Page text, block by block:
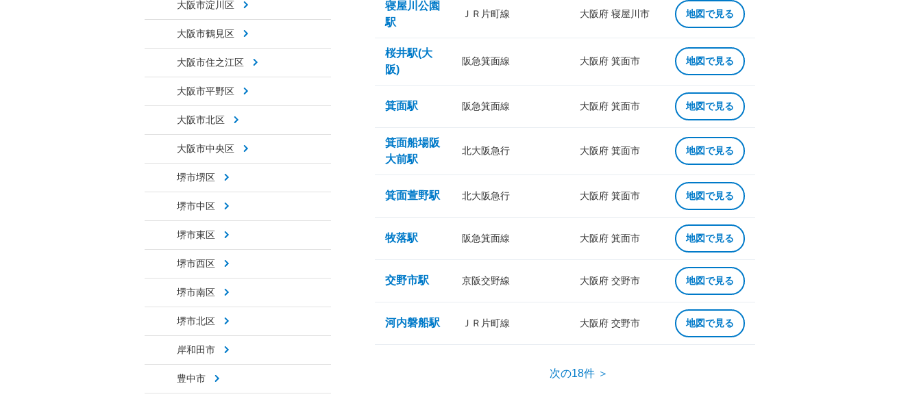
大阪市淀川区
大阪市鶴見区
大阪市住之江区
大阪市平野区
大阪市北区
大阪市中央区
堺市堺区
堺市中区
堺市東区
堺市西区
堺市南区
堺市北区
岸和田市
豊中市
寝屋川公園
駅
ＪＲ片町線 大阪府 寝屋川市 地図で見る
桜井駅(大
阪)
阪急箕面線 大阪府 箕面市 地図で見る
箕面駅 阪急箕面線 大阪府 箕面市 地図で見る
箕面船場阪
大前駅
北大阪急行 大阪府 箕面市 地図で見る
箕面萱野駅 北大阪急行 大阪府 箕面市 地図で見る
牧落駅 阪急箕面線 大阪府 箕面市 地図で見る
交野市駅 京阪交野線 大阪府 交野市 地図で見る
河内磐船駅 ＪＲ片町線 大阪府 交野市 地図で見る
次の18件 ＞